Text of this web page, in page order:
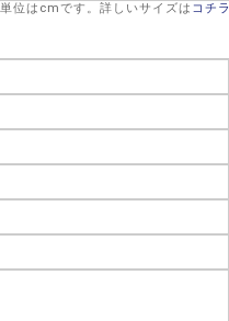
位はcmです。詳しいサイズは コチラ